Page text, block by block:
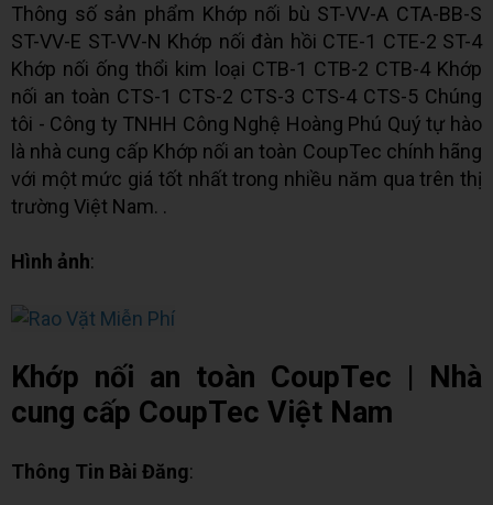
Thông số sản phẩm Khớp nối bù ST-VV-A CTA-BB-S
ST-VV-E ST-VV-N Khớp nối đàn hồi CTE-1 CTE-2 ST-4
Khớp nối ống thổi kim loại CTB-1 CTB-2 CTB-4 Khớp
nối an toàn CTS-1 CTS-2 CTS-3 CTS-4 CTS-5 Chúng
tôi - Công ty TNHH Công Nghệ Hoàng Phú Quý tự hào
là nhà cung cấp Khớp nối an toàn CoupTec chính hãng
với một mức giá tốt nhất trong nhiều năm qua trên thị
trường Việt Nam. .
Hình ảnh:
Khớp nối an toàn CoupTec | Nhà
cung cấp CoupTec Việt Nam
Thông Tin Bài Đăng: